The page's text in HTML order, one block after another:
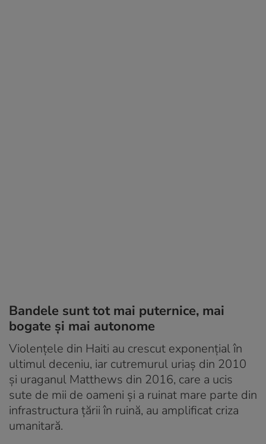
Bandele sunt tot mai puternice, mai
bogate și mai autonome
Violențele din Haiti au crescut exponențial în
ultimul deceniu, iar cutremurul uriaș din 2010
și uraganul Matthews din 2016, care a ucis
sute de mii de oameni și a ruinat mare parte din
infrastructura țării în ruină, au amplificat criza
umanitară.